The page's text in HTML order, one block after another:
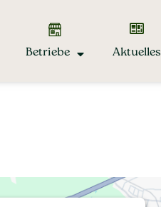
Betriebe Aktuelles